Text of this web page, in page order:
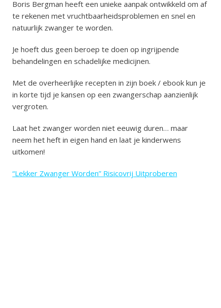
Boris Bergman heeft een unieke aanpak ontwikkeld om af
te rekenen met vruchtbaarheidsproblemen en snel en
natuurlijk zwanger te worden.
Je hoeft dus geen beroep te doen op ingrijpende
behandelingen en schadelijke medicijnen.
Met de overheerlijke recepten in zijn boek / ebook kun je
in korte tijd je kansen op een zwangerschap aanzienlijk
vergroten.
Laat het zwanger worden niet eeuwig duren… maar
neem het heft in eigen hand en laat je kinderwens
uitkomen!
“Lekker Zwanger Worden” Risicovrij Uitproberen